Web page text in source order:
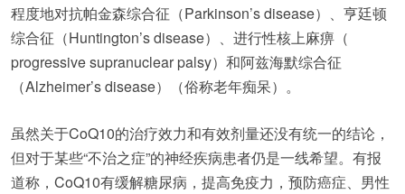
程度地对抗帕金森综合征（Parkinson’s disease）、亨廷顿
综合征（Huntington’s disease）、进行性核上麻痹（
progressive supranuclear palsy）和阿兹海默综合征
（Alzheimer’s disease）（俗称老年痴呆）。
虽然关于CoQ10的治疗效力和有效剂量还没有统一的结论，
但对于某些“不治之症”的神经疾病患者仍是一线希望。有报
道称，CoQ10有缓解糖尿病，提高免疫力，预防癌症、男性